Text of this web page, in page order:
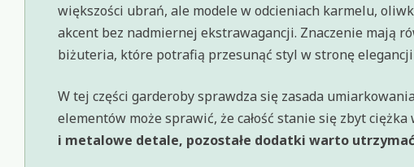
większości ubrań, ale modele w odcieniach karmelu,
akcent bez nadmiernej ekstrawagancji. Znaczenie mają
biżuteria, które potrafią przesunąć styl w stronę
W tej części garderoby sprawdza się zasada
elementów może sprawić, że całość stanie się zbyt ciężka
i metalowe detale, pozostałe dodatki warto